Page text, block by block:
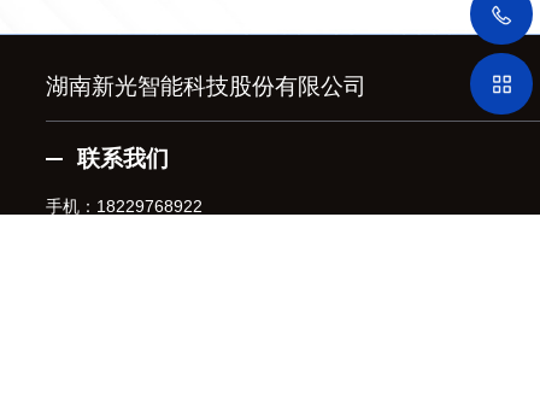
湖南新光智能科技股份有限公司
联系我们
手机： 18229768922